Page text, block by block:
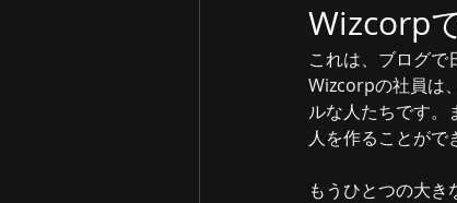
Wizcorp
これは、ブログで
Wizcorpの社員は
ルな人たちです。
人を作ることがで
もうひとつの大